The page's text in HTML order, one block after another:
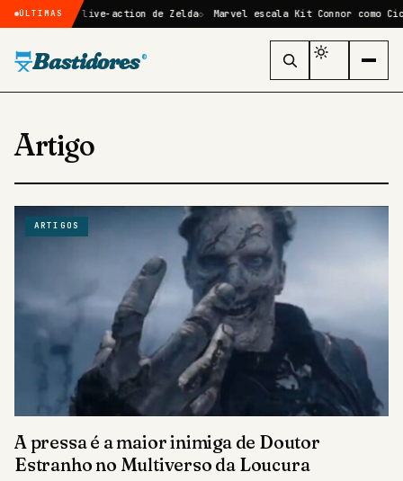
ÚLTIMAS
filme live-action de Zelda Marvel escala Kit Connor como Ciclope
Bastidores ®
Artigo
ARTIGOS
A pressa é a maior inimiga de Doutor
Estranho no Multiverso da Loucura